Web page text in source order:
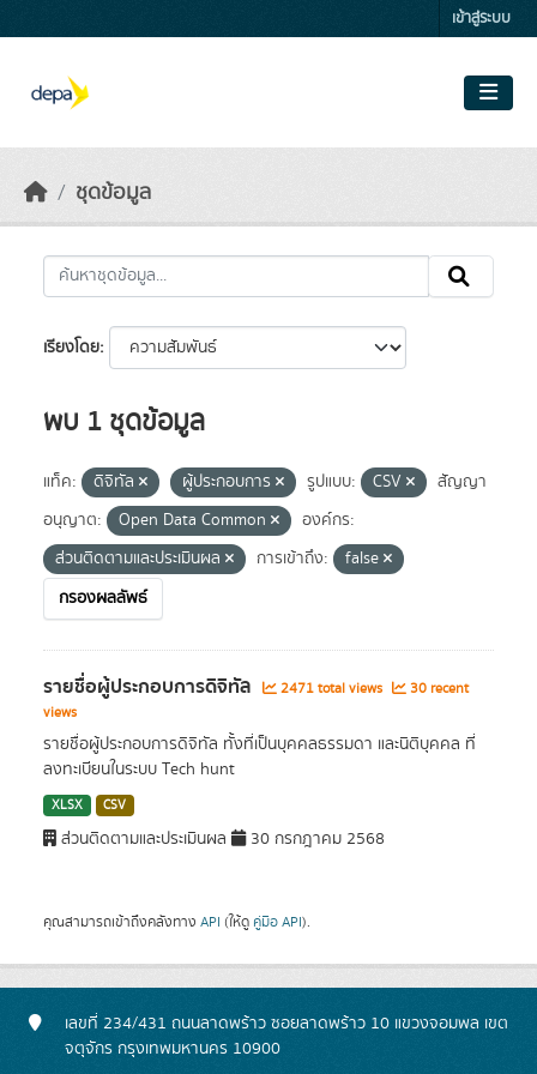
เข้าสู่ระบบ
ชุดข้อมูล
เรียงโดย
พบ 1 ชุดข้อมูล
แท็ค: ดิจิทัล ผู้ประกอบการ รูปแบบ: CSV
สัญญา
อนุญาต:
Open Data Common
องค์กร:
ส่วนติดตามและประเมินผล
การเข้าถึง:
false
กรองผลลัพธ์
รายชื่อผู้ประกอบการดิจิทัล 2471 total views
30 recent
views
รายชื่อผู้ประกอบการดิจิทัล ทั้งที่เป็นบุคคลธรรมดา และนิติบุคคล ที่
ลงทะเบียนในระบบ Tech hunt
XLSX CSV
ส่วนติดตามและประเมินผล 30 กรกฎาคม 2568
คุณสามารถเข้าถึงคลังทาง API (ให้ดู คู่มือ API).
เลขที่ 234/431 ถนนลาดพร้าว ซอยลาดพร้าว 10 แขวงจอมพล เขต
จตุจักร กรุงเทพมหานคร 10900